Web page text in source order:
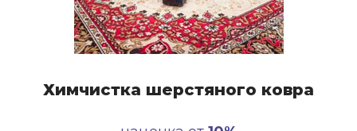
Химчистка шерстяного ковра